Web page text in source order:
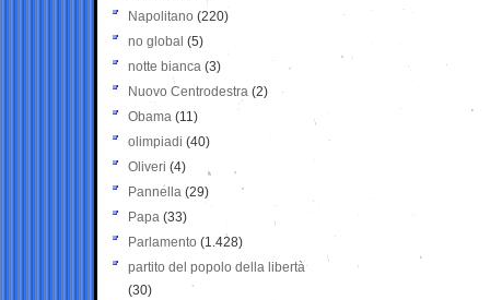
Napolitano (220)
no global (5)
notte bianca (3)
Nuovo Centrodestra (2)
Obama (11)
olimpiadi (40)
Oliveri (4)
Pannella (29)
Papa (33)
Parlamento (1.428)
partito del popolo della libertà
(30)